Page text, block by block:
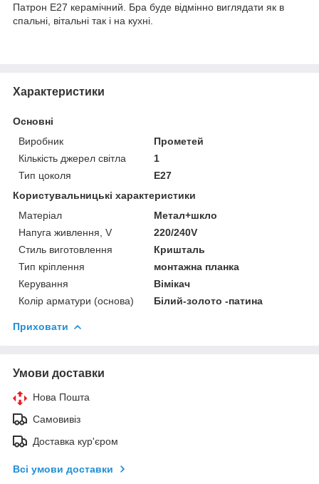
Патрон Е27 керамічний. Бра буде відмінно виглядати як в
спальні, вітальні так і на кухні.
Характеристики
Основні
Виробник
Прометей
Кількість джерел світла
1
Тип цоколя
E27
Користувальницькі характеристики
Матеріал
Метал+шкло
Напуга живлення, V
220/240V
Стиль виготовлення
Кришталь
Тип кріплення
монтажна планка
Керування
Вімікач
Колір арматури (основа)
Білий-золото -патина
Приховати
Умови доставки
Нова Пошта
Самовивіз
Доставка кур'єром
Всі умови доставки